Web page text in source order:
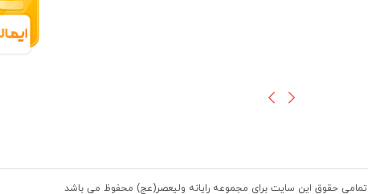
هارهای اینترنال مخصوص دوربین های
تمامی حقوق این سایت برای مجموعه رایانه ولیعصر(عج) محفوظ می باشد